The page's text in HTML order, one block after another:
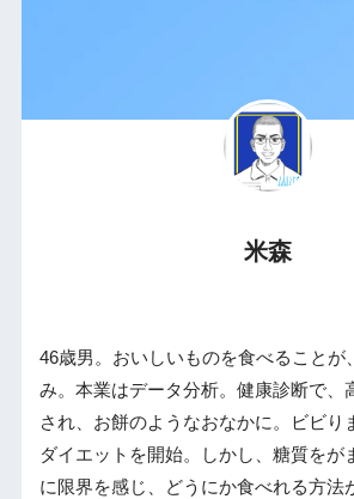
米森
46歳男。おいしいものを食べることが
み。本業はデータ分析。健康診断で、
され、お餅のようなおなかに。ビビり
ダイエットを開始。しかし、糖質をが
に限界を感じ、どうにか食べれる方法